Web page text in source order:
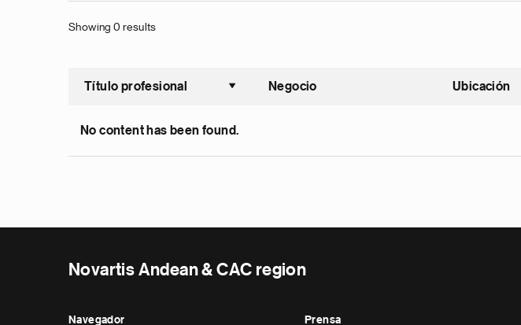
Showing 0 results
Título profesional
Ordenar ascendente
Negocio Ubicación
No content has been found.
Novartis Andean & CAC region
Navegador Prensa